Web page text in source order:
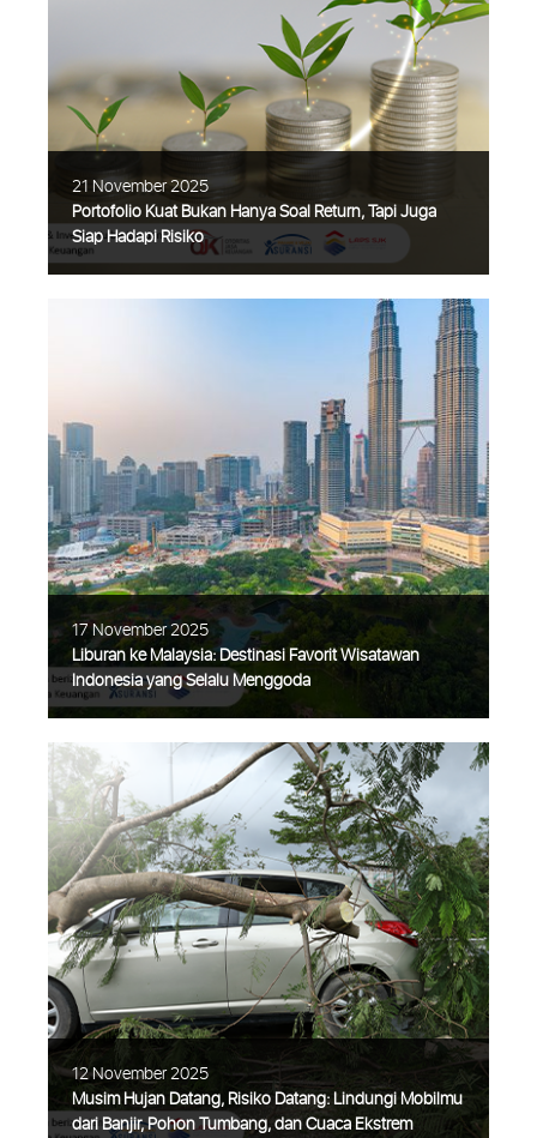
21 November 2025
Portofolio Kuat Bukan Hanya Soal Return, Tapi Juga
Siap Hadapi Risiko
Semakin banyak generasi produktif hari ini
yang paham pentingnya investasi. Mulai
dari reksa dana, saham, hingga instrumen
alternatif seperti emas dan aset digital.
Semua berlomba mengejar return,
Selengkapnya
17 November 2025
Liburan ke Malaysia: Destinasi Favorit Wisatawan
Indonesia yang Selalu Menggoda
Malaysia masih menjadi salah satu negara
tujuan paling populer bagi wisatawan
Indonesia. Selain lokasinya yang dekat,
kesamaan bahasa dan budaya membuat
negara jiran ini terasa begitu akrab dan
mudah
Selengkapnya
12 November 2025
Musim Hujan Datang, Risiko Datang: Lindungi Mobilmu
dari Banjir, Pohon Tumbang, dan Cuaca Ekstrem